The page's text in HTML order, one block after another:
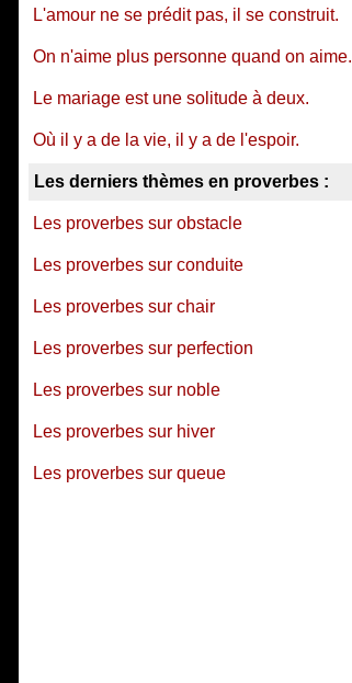
L'amour ne se prédit pas, il se construit.
On n'aime plus personne quand on aime.
Le mariage est une solitude à deux.
Où il y a de la vie, il y a de l'espoir.
Les derniers thèmes en proverbes :
Les proverbes sur obstacle
Les proverbes sur conduite
Les proverbes sur chair
Les proverbes sur perfection
Les proverbes sur noble
Les proverbes sur hiver
Les proverbes sur queue